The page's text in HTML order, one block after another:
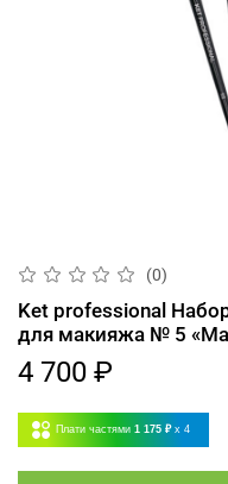
(0)
Ket professional
для макияжа № 5
4 700 ₽
Плати частями 1 175 ₽ x 4